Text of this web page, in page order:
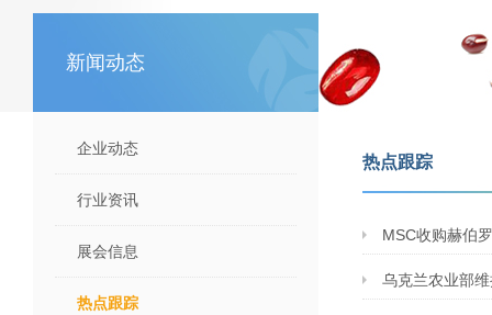
新闻动态
企业动态
行业资讯
展会信息
热点跟踪
热点跟踪
MSC收购赫伯
乌克兰农业部